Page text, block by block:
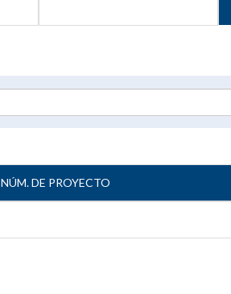
NÚM. DE PROYECTO